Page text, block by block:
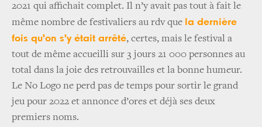
2021 qui affichait complet. Il n’y avait pas tout à fait le
même nombre de festivaliers au rdv que la dernière
fois qu'on s'y était arrêté, certes, mais le festival a
tout de même accueilli sur 3 jours 21 000 personnes au
total dans la joie des retrouvailles et la bonne humeur.
Le No Logo ne perd pas de temps pour sortir le grand
jeu pour 2022 et annonce d’ores et déjà ses deux
premiers noms.